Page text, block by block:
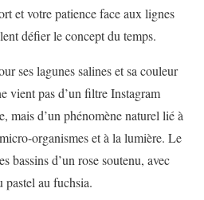
et votre patience face aux lignes
défier le concept du temps.
ses lagunes salines et sa couleur
vient pas d’un filtre Instagram
mais d’un phénomène naturel lié à
organismes et à la lumière. Le
bassins d’un rose soutenu, avec
pastel au fuchsia.